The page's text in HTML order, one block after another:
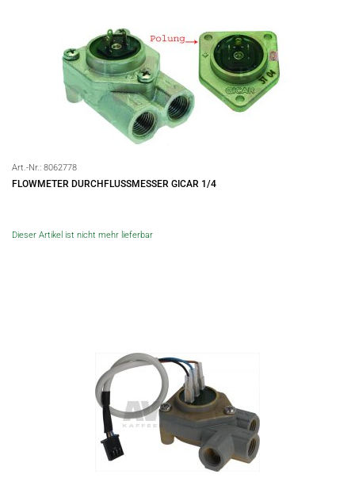
Art.-Nr.: 8062778
FLOWMETER DURCHFLUSSMESSER GICAR 1/4
Dieser Artikel ist nicht mehr lieferbar